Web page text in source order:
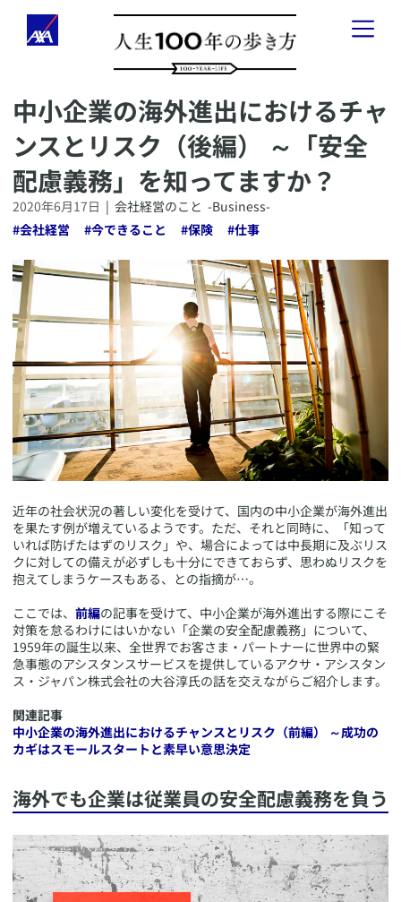
「人生100年の歩き方」とは
健康のこと-Health
お金のこと- Wealth-
会社経営のこと -Business-
​中小企業の海外進出におけるチャ
ンスとリスク（後編） ～「安全
配慮義務」を知ってますか？
2020年6月17日 | 会社経営のこと -Business-
#会社経営 #今できること #保険 #仕事
​近年の社会状況の著しい変化を受けて、国内の中小企業が海外進出
を果たす例が増えているようです。ただ、それと同時に、「知って
いれば防げたはずのリスク」や、場合によっては中長期に及ぶリス
クに対しての備えが必ずしも十分にできておらず、思わぬリスクを
抱えてしまうケースもある、との指摘が…。
ここでは、 前編の記事を受けて、中小企業が海外進出する際にこそ
対策を怠るわけにはいかない「企業の安全配慮義務」について、
1959年の誕生以来、全世界でお客さま・パートナーに世界中の緊
急事態のアシスタンスサービスを提供しているアクサ・アシスタン
ス・ジャパン株式会社の大谷淳氏の話を交えながらご紹介します。
関連記事
中小企業の海外進出におけるチャンスとリスク（前編） ～成功の
カギはスモールスタートと素早い意思決定
​海外でも企業は従業員の安全配慮義務を負う